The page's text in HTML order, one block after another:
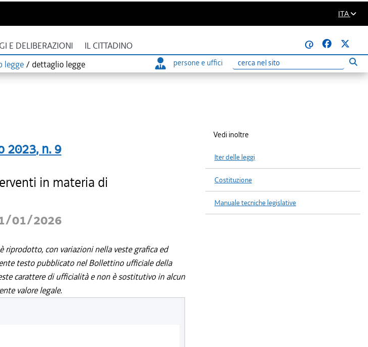
ITA
E DELIBERAZIONI IL CITTADINO
@
legge / dettaglio legge persone e uffici
Ricerca
2023, n. 9
in materia di
01/2026
riprodotto, con variazioni nella veste grafica ed
testo pubblicato nel Bollettino ufficiale della
carattere di ufficialità e non è sostitutivo in alcun
valore legale.
Vedi inoltre
Iter delle leggi
Costituzione
Manuale tecniche legislative